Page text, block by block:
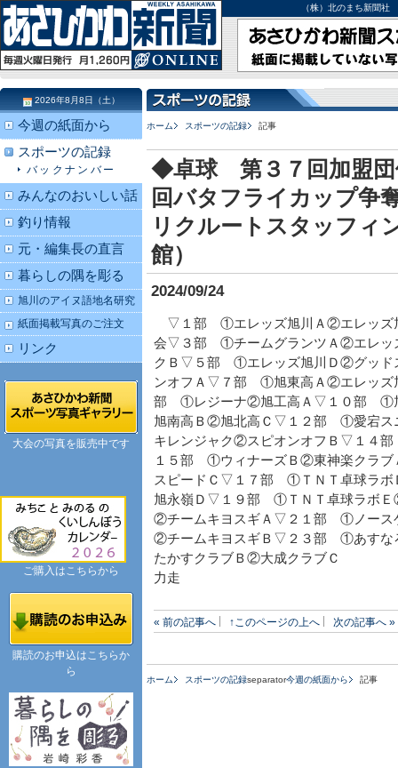
（株）北のまち新聞
ホーム スポーツの記録 記事
◆卓球 第３７回加盟団
回バタフライカップ争
リクルートスタッフィ
館）
2024/09/24
▽１部 ①エレッズ旭川Ａ②エレッズ
会▽３部 ①チームグランツＡ②エレ
クＢ▽５部 ①エレッズ旭川Ｄ②グッ
ンオフＡ▽７部 ①旭東高Ａ②エレッ
部 ①レジーナ②旭工高Ａ▽１０部 ①
旭南高Ｂ②旭北高Ｃ▽１２部 ①愛宕
キレンジャク②スピオンオフＢ▽１４
１５部 ①ウィナーズＢ②東神楽クラ
スピードＣ▽１７部 ①ＴＮＴ卓球ラ
旭永嶺Ｄ▽１９部 ①ＴＮＴ卓球ラボ
②チームキヨスギＡ▽２１部 ①ノー
②チームキヨスギＢ▽２３部 ①あす
たかすクラブＢ②大成クラブＣ
力走
« 前の記事へ ↑このページの上へ 次の記事へ »
ホーム スポーツの記録separator今週の紙面から 記事
2026年8月8日（土）
今週の紙面から
スポーツの記録
バックナンバー
みんなのおいしい話
釣り情報
元・編集長の直言
暮らしの隅を彫る
旭川のアイヌ語地名研究
紙面掲載写真のご注文
リンク
大会の写真を販売中です
ご購入はこちらから
購読のお申込はこちらか
ら